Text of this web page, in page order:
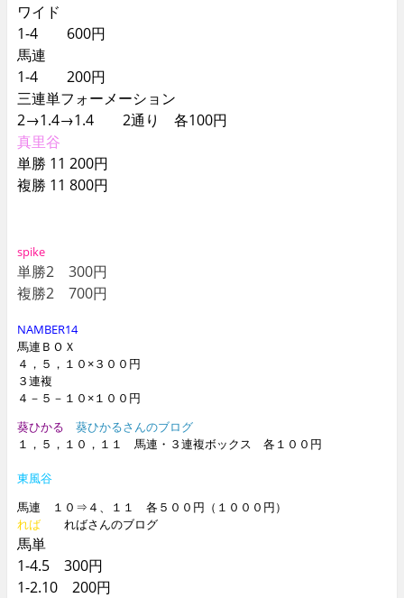
ワイド
1-4 600円
馬連
1-4 200円
三連単フォーメーション
2→1.4→1.4 2通り 各100円
真里谷
単勝 11 200円
複勝 11 800円
spike
単勝2 300円
複勝2 700円
NAMBER14
馬連ＢＯＸ
４，５，１０×３００円
３連複
４－５－１０×１００円
葵ひかる
葵ひかるさんのブログ
１，５，１０，１１ 馬連・３連複ボックス 各１００円
東風谷
馬連 １０⇒４、１１ 各５００円（１０００円）
れば
ればさんのブログ
馬単
1-4.5 300円
1-2.10 200円